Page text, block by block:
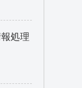
処理